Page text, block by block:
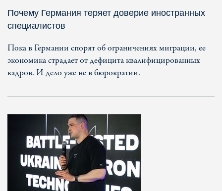
Почему Германия теряет доверие иностранных
специалистов
Пока в Германии спорят об ограничениях миграции, ее
экономика страдает от дефицита квалифицированных
кадров. И дело уже не в бюрократии.